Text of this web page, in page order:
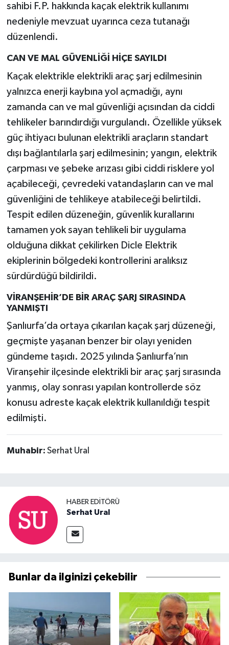
sahibi F.P. hakkında kaçak elektrik kullanımı
nedeniyle mevzuat uyarınca ceza tutanağı
düzenlendi.
CAN VE MAL GÜVENLİĞİ HİÇE SAYILDI
Kaçak elektrikle elektrikli araç şarj edilmesinin
yalnızca enerji kaybına yol açmadığı, aynı
zamanda can ve mal güvenliği açısından da ciddi
tehlikeler barındırdığı vurgulandı. Özellikle yüksek
güç ihtiyacı bulunan elektrikli araçların standart
dışı bağlantılarla şarj edilmesinin; yangın, elektrik
çarpması ve şebeke arızası gibi ciddi risklere yol
açabileceği, çevredeki vatandaşların can ve mal
güvenliğini de tehlikeye atabileceği belirtildi.
Tespit edilen düzeneğin, güvenlik kurallarını
tamamen yok sayan tehlikeli bir uygulama
olduğuna dikkat çekilirken Dicle Elektrik
ekiplerinin bölgedeki kontrollerini aralıksız
sürdürdüğü bildirildi.
VİRANŞEHİR’DE BİR ARAÇ ŞARJ SIRASINDA
YANMIŞTI
Şanlıurfa’da ortaya çıkarılan kaçak şarj düzeneği,
geçmişte yaşanan benzer bir olayı yeniden
gündeme taşıdı. 2025 yılında Şanlıurfa’nın
Viranşehir ilçesinde elektrikli bir araç şarj sırasında
yanmış, olay sonrası yapılan kontrollerde söz
konusu adreste kaçak elektrik kullanıldığı tespit
edilmişti.
Muhabir: Serhat Ural
HABER EDITÖRÜ
Serhat Ural
Bunlar da ilginizi çekebilir